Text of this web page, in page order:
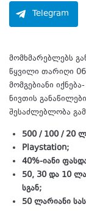
Telegram
მომხმარებლებს
წყვილი თარიღი
მომგებიანი
ნივთის
შესაძლებლობა
500 / 100 / 20
Playstation;
40%-იანი
50, 30და 10
სგან;
50ლარიანი